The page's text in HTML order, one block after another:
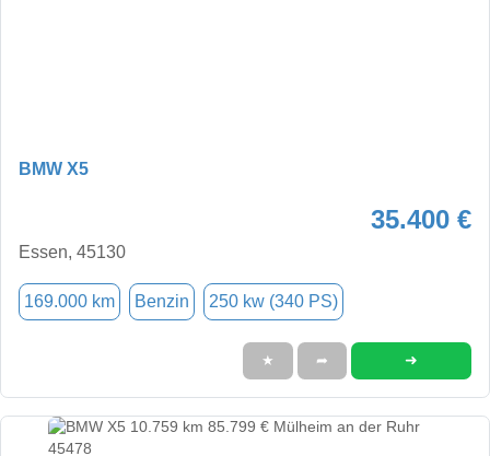
BMW X5
35.400 €
Essen, 45130
169.000 km Benzin 250 kw (340 PS)
★ ➦ ➜